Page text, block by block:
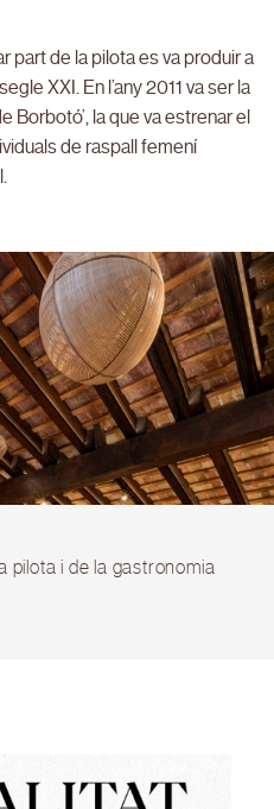
part de la pilota es va produir a
XXI. En l’any 2011 va ser la
Borbotó’, la que va estrenar el
de raspall femení
pilota i de la gastronomia